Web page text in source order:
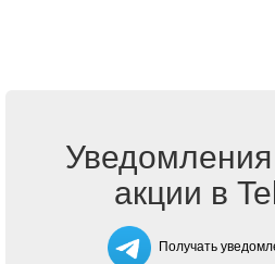
акции в
Получать